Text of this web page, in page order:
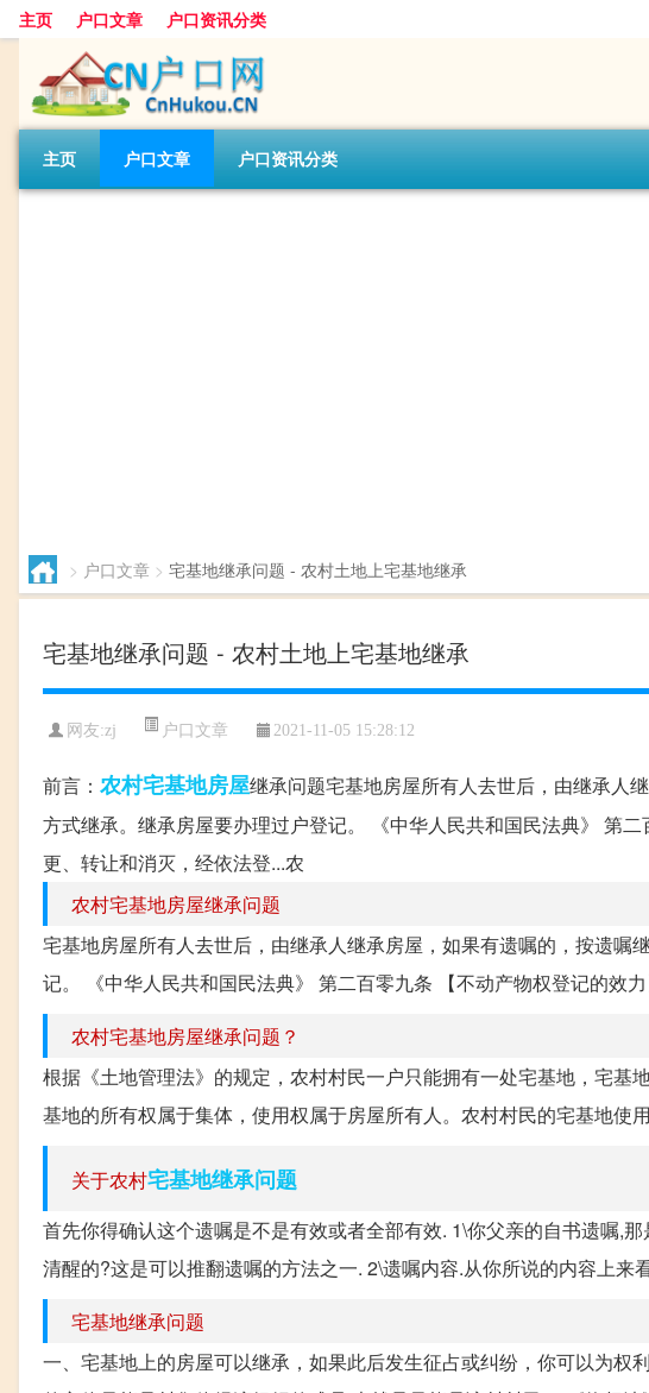
主页 户口文章 户口资讯分类
主页 户口文章 户口资讯分类
> 户口文章 > 宅基地继承问题 - 农村土地上宅基地继承
宅基地继承问题 - 农村土地上宅基地继承
网友:zj 户口文章 2021-11-05 15:28:12
前言： 农村宅基地房屋继承问题宅基地房屋所有人去世后，由继承人
方式继承。继承房屋要办理过户登记。 《中华人民共和国民法典》 第
更、转让和消灭，经依法登...农
农村宅基地房屋继承问题
宅基地房屋所有人去世后，由继承人继承房屋，如果有遗嘱的，按遗嘱
记。 《中华人民共和国民法典》 第二百零九条 【不动产物权登记的效
农村宅基地房屋继承问题？
根据《土地管理法》的规定，农村村民一户只能拥有一处宅基地，宅基
基地的所有权属于集体，使用权属于房屋所有人。农村村民的宅基地使
关于农村宅基地继承问题
首先你得确认这个遗嘱是不是有效或者全部有效. 1\你父亲的自书遗嘱,
清醒的?这是可以推翻遗嘱的方法之一. 2\遗嘱内容.从你所说的内容上来
宅基地继承问题
一、宅基地上的房屋可以继承，如果此后发生征占或纠纷，你可以为权